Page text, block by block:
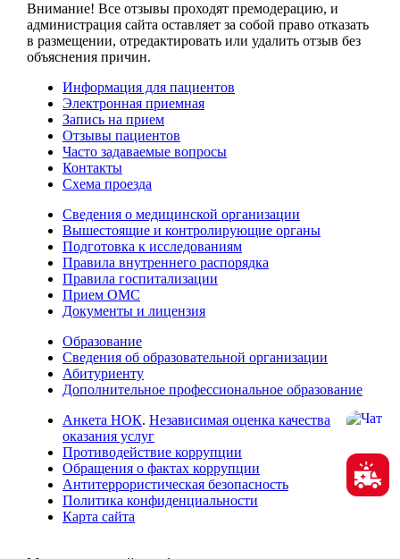
Внимание! Все отзывы проходят премодерацию, и
администрация сайта оставляет за собой право отказать
в размещении, отредактировать или удалить отзыв без
объяснения причин.
Информация для пациентов
Электронная приемная
Запись на прием
Отзывы пациентов
Часто задаваемые вопросы
Контакты
Схема проезда
Сведения о медицинской организации
Вышестоящие и контролирующие органы
Подготовка к исследованиям
Правила внутреннего распорядка
Правила госпитализации
Прием ОМС
Документы и лицензия
Образование
Сведения об образовательной организации
Абитуриенту
Дополнительное профессиональное образование
Анкета НОК. Независимая оценка качества
оказания услуг
Противодействие коррупции
Обращения о фактах коррупции
Антитеррористическая безопасность
Политика конфиденциальности
Карта сайта